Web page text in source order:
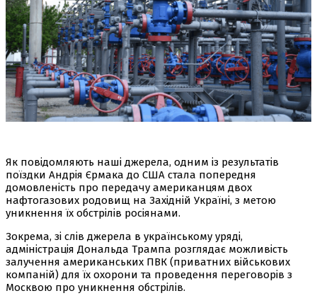
Як повідомляють наші джерела, одним із результатів
поїздки Андрія Єрмака до США стала попередня
домовленість про передачу американцям двох
нафтогазових родовищ на Західній Україні, з метою
уникнення їх обстрілів росіянами.
Зокрема, зі слів джерела в українському уряді,
адміністрація Дональда Трампа розглядає можливість
залучення американських ПВК (приватних військових
компаній) для їх охорони та проведення переговорів з
Москвою про уникнення обстрілів.